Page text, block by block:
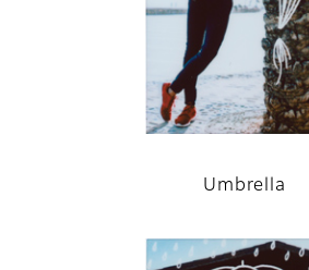
Umbrella